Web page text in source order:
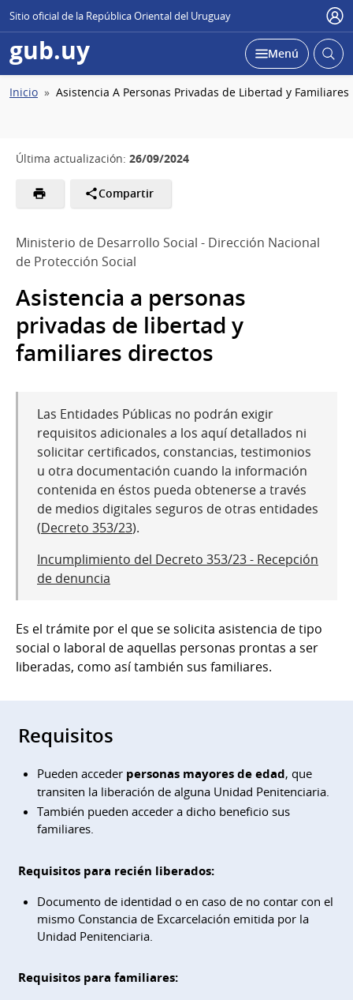
Sitio oficial de la República Oriental del Uruguay
gub.uy Desplegar
Menú Abrir
Ruta
Inicio Asistencia A Personas Privadas de Libertad y Familiares
Última actualización: 26/09/2024
Compartir
Ministerio de Desarrollo Social - Dirección Nacional
de Protección Social
Asistencia a personas
privadas de libertad y
familiares directos
Las Entidades Públicas no podrán exigir
requisitos adicionales a los aquí detallados ni
solicitar certificados, constancias, testimonios
u otra documentación cuando la información
contenida en éstos pueda obtenerse a través
de medios digitales seguros de otras entidades
(Decreto 353/23).
Incumplimiento del Decreto 353/23 - Recepción
de denuncia
Es el trámite por el que se solicita asistencia de tipo
social o laboral de aquellas personas prontas a ser
liberadas, como así también sus familiares.
Requisitos
Pueden acceder personas mayores de edad, que
transiten la liberación de alguna Unidad Penitenciaria.
También pueden acceder a dicho beneficio sus
familiares.
Requisitos para recién liberados:
Documento de identidad o en caso de no contar con el
mismo Constancia de Excarcelación emitida por la
Unidad Penitenciaria.
Requisitos para familiares: